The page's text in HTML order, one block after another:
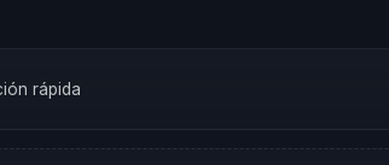
rápida